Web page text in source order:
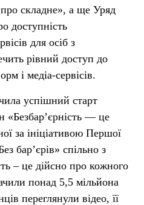
складне», а ще Уряд
доступність
для осіб з
рівний доступ до
і медіа-сервісів.
успішний старт
«Безбар’єрність — це
за ініціативою Першої
бар’єрів» спільно з
– це дійсно про кожного
понад 5,5 мільйона
переглянули відео, її